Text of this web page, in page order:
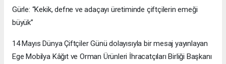
Gürle: “Kekik, defne ve adaçayı üretiminde çiftçilerin emeği
büyük”
14 Mayıs Dünya Çiftçiler Günü dolayısıyla bir mesaj yayınlayan
Ege Mobilya Kâğıt ve Orman Ürünleri İhracatçıları Birliği Başkanı